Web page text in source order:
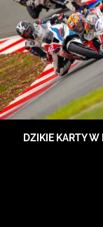
DZIKIE KARTY